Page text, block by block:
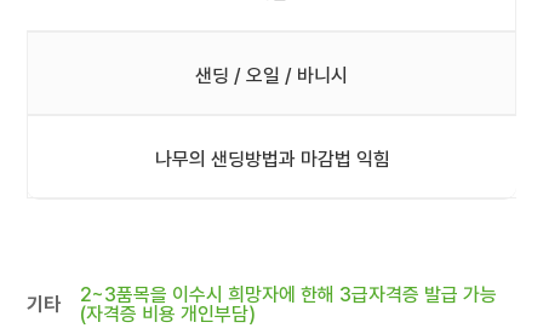
샌딩 / 오일 / 바니시
나무의 샌딩방법과 마감법 익힘
기타
2~3품목을 이수시 희망자에 한해 3급자격증 발급 가능
(자격증 비용 개인부담)